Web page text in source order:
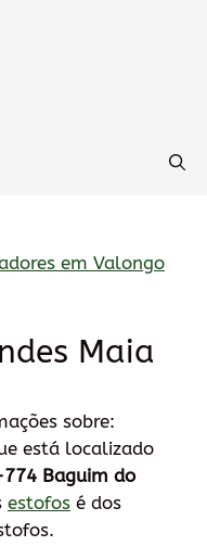
em Valongo
Maia
sobre:
está localizado
Baguim do
estofos é dos